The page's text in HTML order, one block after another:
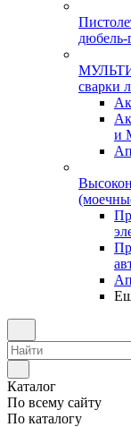
дюбель-
сварки
и
Каталог
По всему сайту
По каталогу